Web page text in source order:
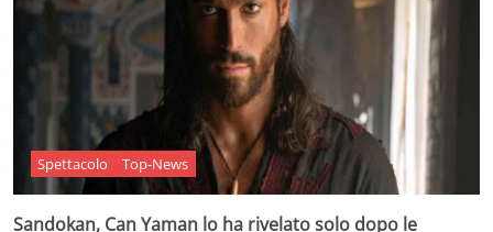
Spettacolo Top-News
Sandokan, Can Yaman lo ha rivelato solo dopo le